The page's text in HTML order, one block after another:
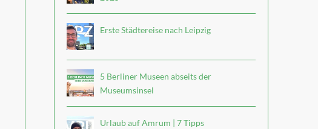
Erste Städtereise nach Leipzig
5 Berliner Museen abseits der
Museumsinsel
Urlaub auf Amrum | 7 Tipps